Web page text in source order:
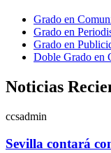
Grado en
Grado en
Grado en
Doble Grado en
Noticias
ccsadmin
Sevilla contará